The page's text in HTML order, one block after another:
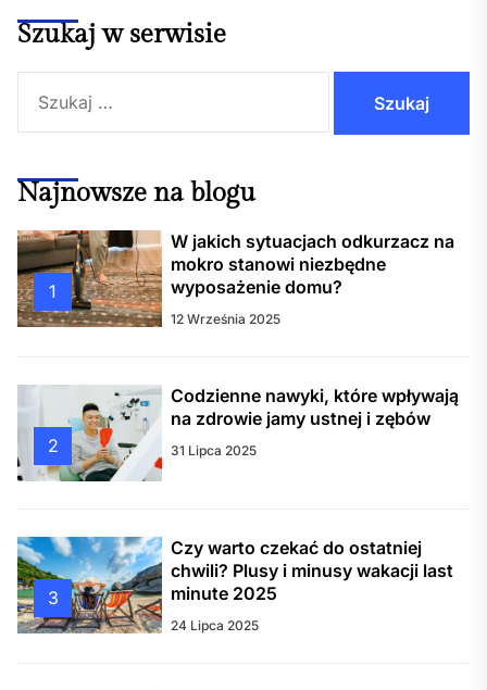
Szukaj w serwisie
Najnowsze na blogu
1
W jakich sytuacjach odkurzacz na
mokro stanowi niezbędne
wyposażenie domu?
12 Września 2025
2
Codzienne nawyki, które wpływają
na zdrowie jamy ustnej i zębów
31 Lipca 2025
3
Czy warto czekać do ostatniej
chwili? Plusy i minusy wakacji last
minute 2025
24 Lipca 2025